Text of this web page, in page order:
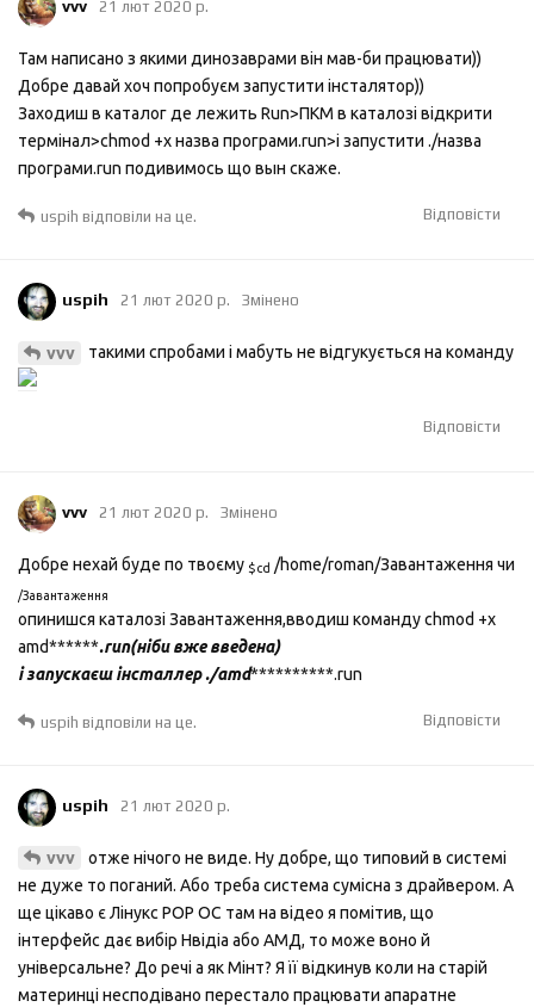
vvv 21 лют 2020 р.
Там написано з якими динозаврами він мав-би працювати))
Добре давай хоч попробуєм запустити інсталятор))
Заходиш в каталог де лежить Run>ПКМ в каталозі відкрити
термінал>chmod +x назва програми.run>і запустити ./назва
програми.run подивимось що вын скаже.
Відповісти
uspih відповіли на це.
uspih 21 лют 2020 р. Змінено
vvv такими спробами і мабуть не відгукується на команду
Відповісти
vvv 21 лют 2020 р. Змінено
Добре нехай буде по твоєму $cd /home/roman/Завантаження чи
/Завантаження
опинишся каталозі Завантаження,вводиш команду chmod +x
amd******.run(ніби вже введена)
і запускаєш інсталлер ./amd**********.run
Відповісти
uspih відповіли на це.
uspih 21 лют 2020 р.
vvv
отже нічого не виде. Ну добре, що типовий в системі
не дуже то поганий. Або треба система сумісна з драйвером. А
ще цікаво є Лінукс РОР ОС там на відео я помітив, що
інтерфейс дає вибір Нвідіа або АМД, то може воно й
універсальне? До речі а як Мінт? Я її відкинув коли на старій
материнці несподівано перестало працювати апаратне